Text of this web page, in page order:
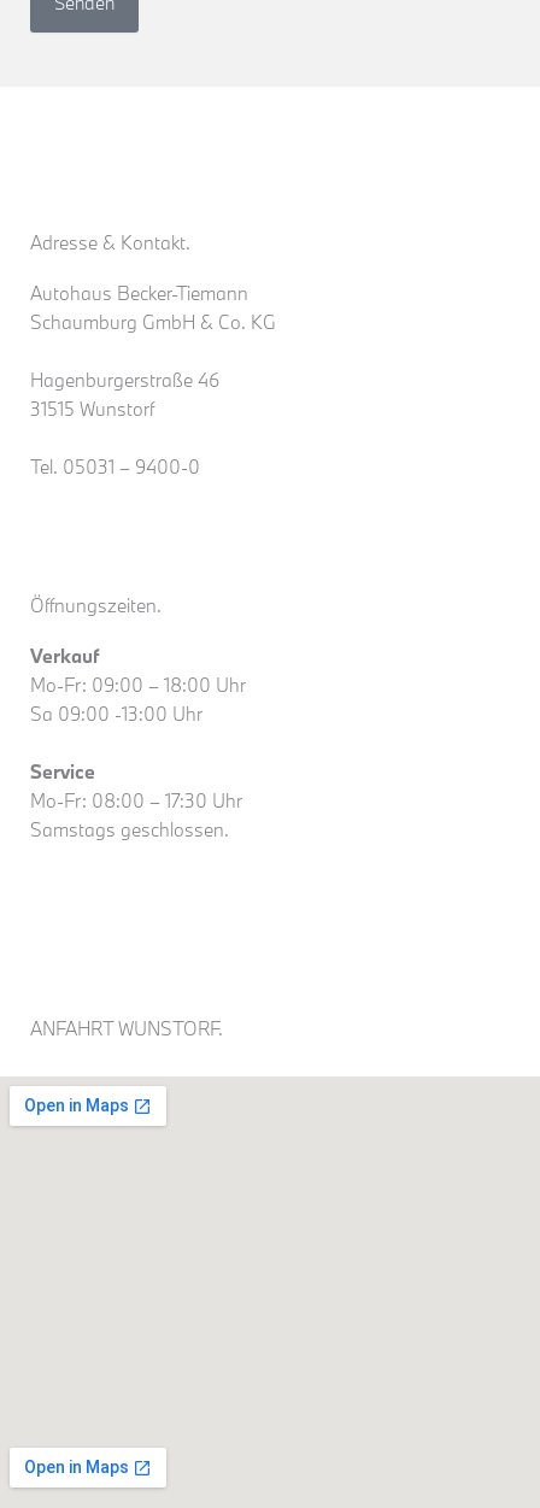
Adresse & Kontakt.
Autohaus Becker-Tiemann
Schaumburg GmbH & Co. KG
Hagenburgerstraße 46
31515 Wunstorf
Tel. 05031 – 9400-0
Öffnungszeiten.
Verkauf
Mo-Fr: 09:00 – 18:00 Uhr
Sa 09:00 -13:00 Uhr
Service
Mo-Fr: 08:00 – 17:30 Uhr
Samstags geschlossen.
ANFAHRT WUNSTORF.